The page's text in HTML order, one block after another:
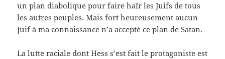
un plan diabolique pour faire haïr les Juifs de tous
les autres peuples. Mais fort heureusement aucun
Juif à ma connaissance n’a accepté ce plan de Satan.
La lutte raciale dont Hess s’est fait le protagoniste est